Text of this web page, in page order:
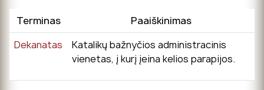
Terminas
Paaiškinimas
Dekanatas
Katalikų bažnyčios administracinis
vienetas, į kurį įeina kelios parapijos.